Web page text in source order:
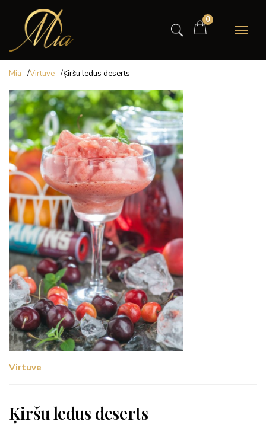
0
Mia /Virtuve /Ķiršu ledus deserts
Virtuve
Ķiršu ledus deserts